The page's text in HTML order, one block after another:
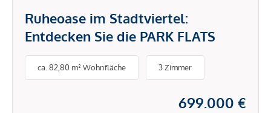
Ruheoase im Stadtviertel:
Entdecken Sie die PARK FLATS
ca. 82,80 m² Wohnfläche 3 Zimmer
699.000 €